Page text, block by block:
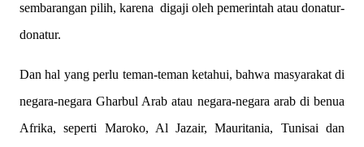
sembarangan pilih, karena digaji oleh pemerintah atau donatur-
donatur.
Dan hal yang perlu teman-teman ketahui, bahwa masyarakat di
negara-negara Gharbul Arab atau negara-negara arab di benua
Afrika, seperti Maroko, Al Jazair, Mauritania, Tunisai dan